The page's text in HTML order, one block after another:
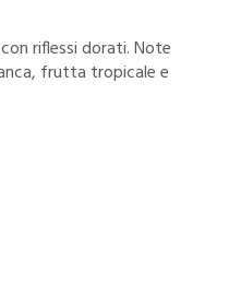
riflessi dorati. Note
frutta tropicale e